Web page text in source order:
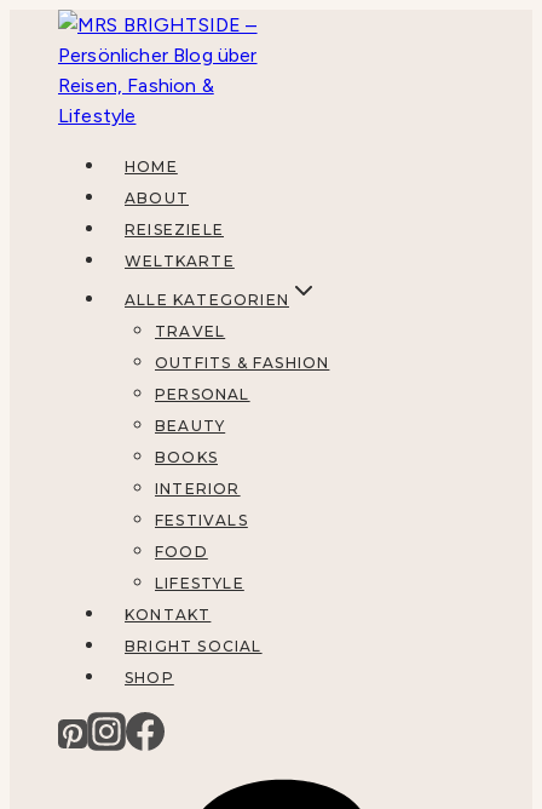
springen
HOME
ABOUT
REISEZIELE
WELTKARTE
ALLE KATEGORIEN
TRAVEL
OUTFITS & FASHION
PERSONAL
BEAUTY
BOOKS
INTERIOR
FESTIVALS
FOOD
LIFESTYLE
KONTAKT
BRIGHT SOCIAL
SHOP